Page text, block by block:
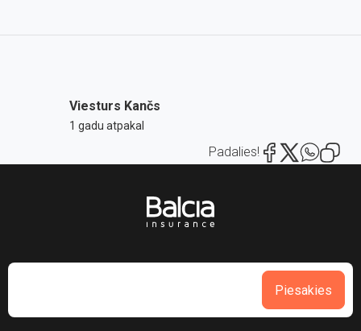
Viesturs Kančs
1 gadu atpakal
Padalies!
Piesakies